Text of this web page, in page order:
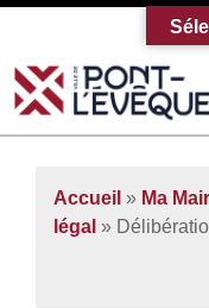
Accueil » Ma
légal »